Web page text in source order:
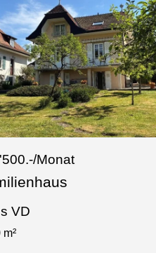
Monat
VD